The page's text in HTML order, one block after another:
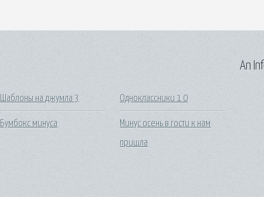
Шаблоны на джумла 3
Бумбокс минуса
Одноклассники 1 0
Минус осень в гости к нам
пришла
An